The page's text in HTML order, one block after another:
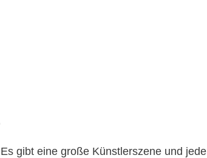
gibt eine große Künstlerszene und jede